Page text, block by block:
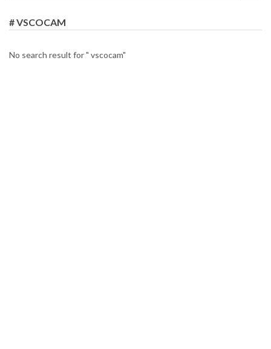
# VSCOCAM
No search result for " vscocam"